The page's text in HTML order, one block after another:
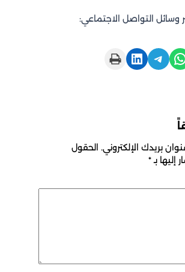
وسائل التواصل الاجتماعي:
Share on
Share on Telegram
Share on LinkedIn
Print this Page
بريدك الإلكتروني. الحقول
إليها بـ*